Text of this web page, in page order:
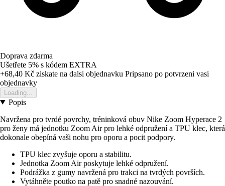
Doprava zdarma
Ušetřete 5% s kódem EXTRA
+68,40 Kč ziskate na dalsi objednavku Pripsano po potvrzeni vasi
objednavky
Loading...
Popis
Navržena pro tvrdé povrchy, tréninková obuv Nike Zoom Hyperace 2
pro ženy má jednotku Zoom Air pro lehké odpružení a TPU klec, která
dokonale obepíná vaši nohu pro oporu a pocit podpory.
TPU klec zvyšuje oporu a stabilitu.
Jednotka Zoom Air poskytuje lehké odpružení.
Podrážka z gumy navržená pro trakci na tvrdých površích.
Vytáhněte poutko na patě pro snadné nazouvání.